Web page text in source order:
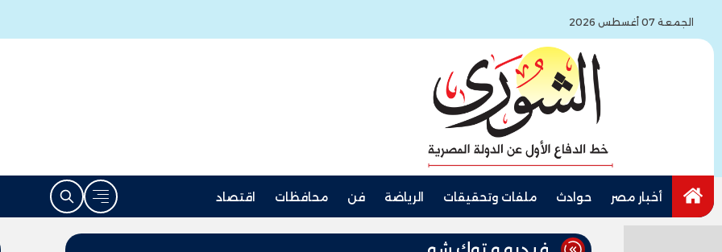
الجمعة 07 أغسطس 2026
أخبار مصر حوادث ملفات وتحقيقات الرياضة فن محافظات اقتصاد